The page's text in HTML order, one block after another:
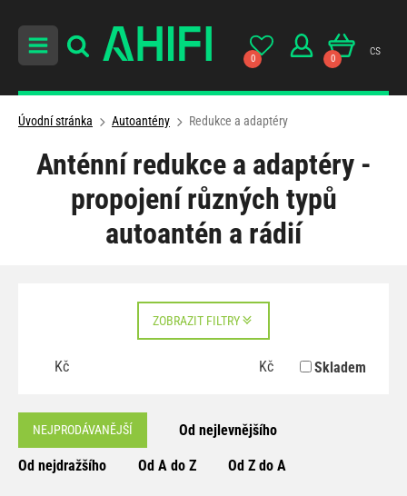
0 0
cs
Úvodní stránka Autoantény Redukce a adaptéry
Anténní redukce a adaptéry -
propojení různých typů
autoantén a rádií
ZOBRAZIT FILTRY
Kč Kč Skladem
NEJPRODÁVANĚJŠÍ Od nejlevnějšího
Od nejdražšího Od A do Z Od Z do A